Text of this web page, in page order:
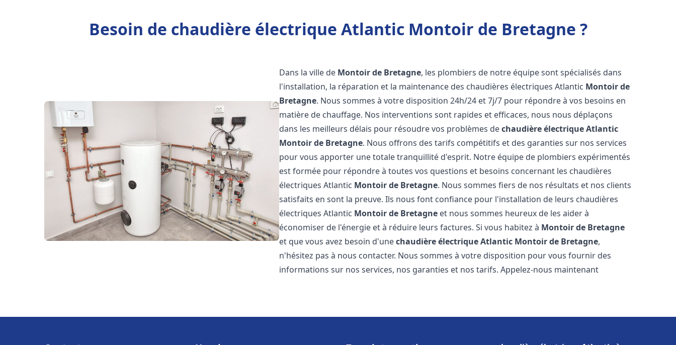
Besoin de chaudière électrique Atlantic Montoir de Bretagne ?
Dans la ville de Montoir de Bretagne, les plombiers de notre équipe sont spécialisés dans
l'installation, la réparation et la maintenance des chaudières électriques Atlantic Montoir de
Bretagne. Nous sommes à votre disposition 24h/24 et 7j/7 pour répondre à vos besoins en
matière de chauffage. Nos interventions sont rapides et efficaces, nous nous déplaçons
dans les meilleurs délais pour résoudre vos problèmes dechaudière électrique Atlantic
Montoir de Bretagne. Nous offrons des tarifs compétitifs et des garanties sur nos services
pour vous apporter une totale tranquillité d'esprit. Notre équipe de plombiers expérimentés
est formée pour répondre à toutes vos questions et besoins concernant les chaudières
électriques Atlantic Montoir de Bretagne. Nous sommes fiers de nos résultats et nos clients
satisfaits en sont la preuve. Ils nous font confiance pour l'installation de leurs chaudières
électriques Atlantic Montoir de Bretagne et nous sommes heureux de les aider à
économiser de l'énergie et à réduire leurs factures. Si vous habitez à Montoir de Bretagne
et que vous avez besoin d'unechaudière électrique Atlantic Montoir de Bretagne,
n'hésitez pas à nous contacter. Nous sommes à votre disposition pour vous fournir des
informations sur nos services, nos garanties et nos tarifs. Appelez-nous maintenant